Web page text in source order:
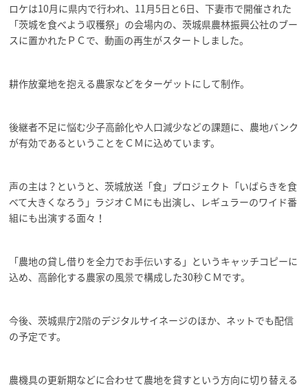
ロケは10月に県内で行われ、11月5日と6日、下妻市で開催された
「茨城を食べよう収穫祭」の会場内の、茨城県農林振興公社のブー
スに置かれたＰＣで、動画の再生がスタートしました。
耕作放棄地を抱える農家などをターゲットにして制作。
後継者不足に悩む少子高齢化や人口減少などの課題に、農地バンク
が有効であるということをＣＭに込めています。
声の主は？というと、茨城放送「食」プロジェクト「いばらきを食
べて大きくなろう」ラジオＣＭにも出演し、レギュラーのワイド番
組にも出演する面々！
「農地の貸し借りを全力でお手伝いする」というキャッチコピーに
込め、高齢化する農家の風景で構成した30秒ＣＭです。
今後、茨城県庁2階のデジタルサイネージのほか、ネットでも配信
の予定です。
農機具の更新期などに合わせて農地を貸すという方向に切り替える